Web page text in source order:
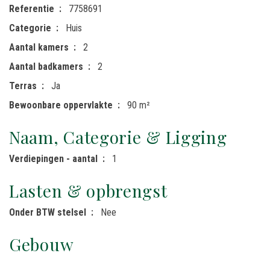
Referentie
7758691
Categorie
Huis
Aantal kamers
2
Aantal badkamers
2
Terras
Ja
Bewoonbare oppervlakte
90 m²
Naam, Categorie & Ligging
Verdiepingen - aantal 1
Lasten & opbrengst
Onder BTW stelsel Nee
Gebouw